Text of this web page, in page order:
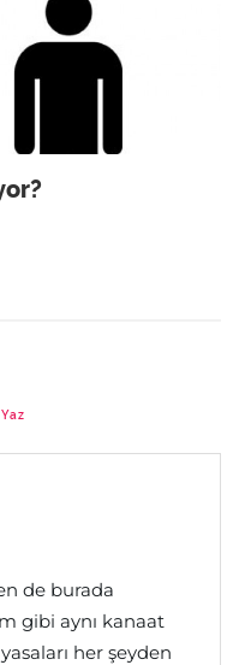
de burada
gibi aynı kanaat
her şeyden